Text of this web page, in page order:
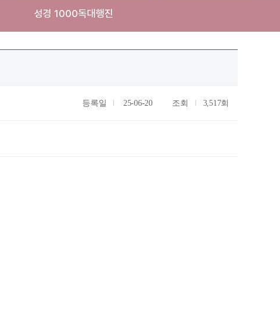
성경 1000독대행진
등록일 25-06-20 조회 3,517회